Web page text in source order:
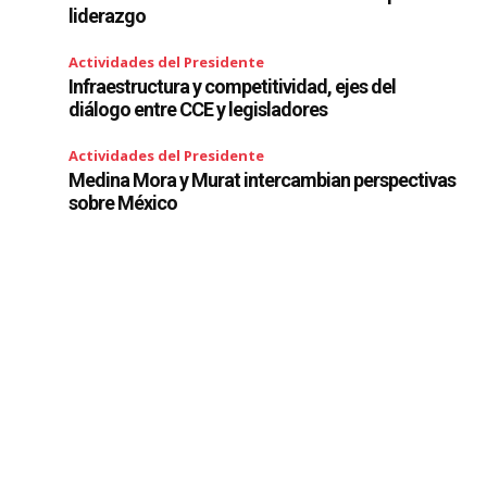
liderazgo
Actividades del Presidente
Infraestructura y competitividad, ejes del
diálogo entre CCE y legisladores
Actividades del Presidente
Medina Mora y Murat intercambian perspectivas
sobre México